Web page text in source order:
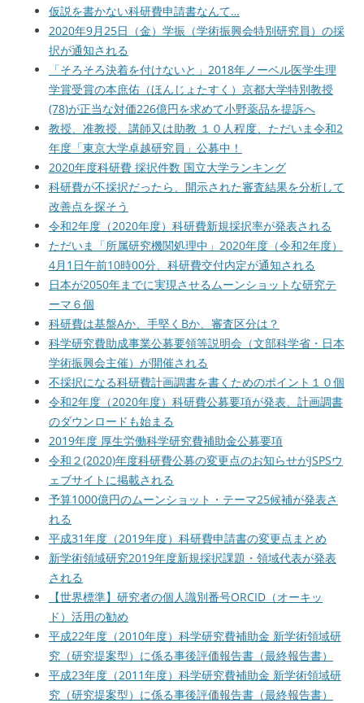
仮説を書かない科研費申請書なんて…
2020年9月25日（金）学振（学術振興会特別研究員）の採
択が通知される
「そろそろ決着を付けないと」2018年ノーベル医学生理
学賞受賞の本庶佑（ほんじょたすく）京都大学特別教授
(78)が正当な対価226億円を求めて小野薬品を提訴へ
教授、准教授、講師又は助教 １０人程度、ただいま令和2
年度「東京大学卓越研究員」公募中！
2020年度科研費 採択件数 国立大学ランキング
科研費が不採択だったら、開示された審査結果を分析して
改善点を探そう
令和2年度（2020年度）科研費新規採択率が発表される
ただいま「所属研究機関処理中」2020年度（令和2年度）
4月1日午前10時00分、科研費交付内定が通知される
日本が2050年までに実現させるムーンショットな研究テ
ーマ６個
科研費は基盤Aか、手堅くBか、審査区分は？
科学研究費助成事業公募要領等説明会（文部科学省・日本
学術振興会主催）が開催される
不採択になる科研費計画調書を書くためのポイント１０個
令和2年度（2020年度）科研費公募要項が発表、計画調書
のダウンロードも始まる
2019年度 厚生労働科学研究費補助金公募要項
令和２(2020)年度科研費公募の変更点のお知らせがJSPSウ
ェブサイトに掲載される
予算1000億円のムーンショット・テーマ25候補が発表さ
れる
平成31年度（2019年度）科研費申請書の変更点まとめ
新学術領域研究2019年度新規採択課題・領域代表が発表
される
【世界標準】研究者の個人識別番号ORCID（オーキッ
ド）活用の勧め
平成22年度（2010年度）科学研究費補助金 新学術領域研
究（研究提案型）に係る事後評価報告書（最終報告書）
平成23年度（2011年度）科学研究費補助金 新学術領域研
究（研究提案型）に係る事後評価報告書（最終報告書）